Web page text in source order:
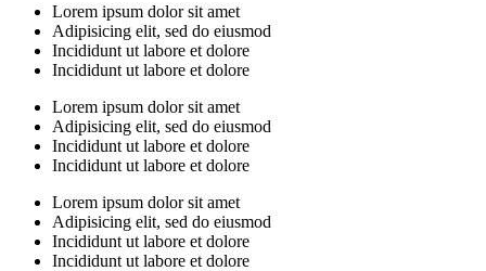
Lorem ipsum dolor sit amet
Adipisicing elit, sed do eiusmod
Incididunt ut labore et dolore
Incididunt ut labore et dolore
Lorem ipsum dolor sit amet
Adipisicing elit, sed do eiusmod
Incididunt ut labore et dolore
Incididunt ut labore et dolore
Lorem ipsum dolor sit amet
Adipisicing elit, sed do eiusmod
Incididunt ut labore et dolore
Incididunt ut labore et dolore